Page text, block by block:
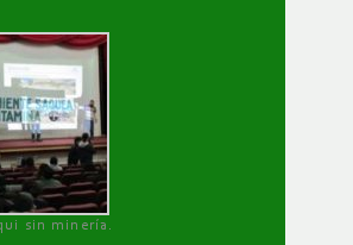
sin minería.